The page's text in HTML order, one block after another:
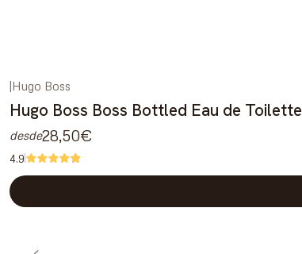
|Hugo Boss
Hugo Boss Boss Bottled Eau de Toilette
desde28,50€
4.9